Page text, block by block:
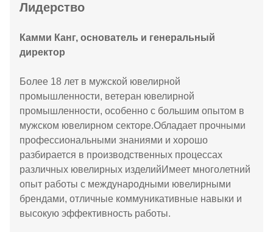
Лидерство
Камми Канг, основатель и генеральный
директор
Более 18 лет в мужской ювелирной
промышленности, ветеран ювелирной
промышленности, особенно с большим опытом в
мужском ювелирном секторе.Обладает прочными
профессиональными знаниями и хорошо
разбирается в производственных процессах
различных ювелирных изделийИмеет многолетний
опыт работы с международными ювелирными
брендами, отличные коммуникативные навыки и
высокую эффективность работы.